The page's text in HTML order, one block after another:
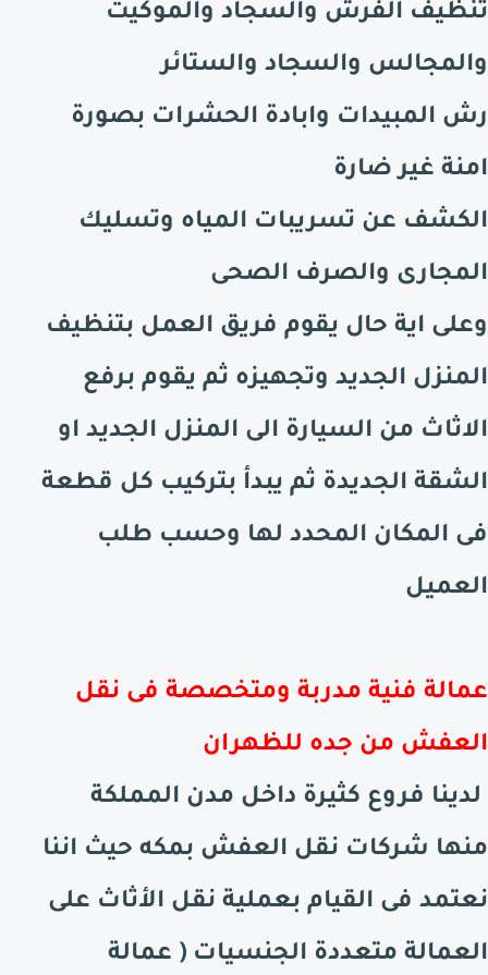
تنظيف الفرش والسجاد والموكيت
والمجالس والسجاد والستائر
رش المبيدات وابادة الحشرات بصورة
امنة غير ضارة
الكشف عن تسريبات المياه وتسليك
المجارى والصرف الصحى
وعلى اية حال يقوم فريق العمل بتنظيف
المنزل الجديد وتجهيزه ثم يقوم برفع
الاثاث من السيارة الى المنزل الجديد او
الشقة الجديدة ثم يبدأ بتركيب كل قطعة
فى المكان المحدد لها وحسب طلب
العميل
عمالة فنية مدربة ومتخصصة فى نقل
العفش من جده للظهران
لدينا فروع كثيرة داخل مدن المملكة
منها شركات نقل العفش بمكه حيث اننا
نعتمد فى القيام بعملية نقل الأثاث على
العمالة متعددة الجنسيات ( عمالة